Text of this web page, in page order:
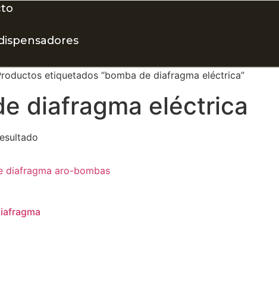
etiquetados “bomba de diafragma eléctrica”
diafragma eléctrica